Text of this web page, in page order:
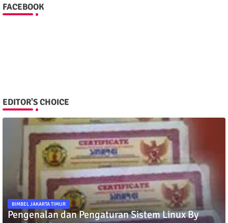
FACEBOOK
EDITOR'S CHOICE
BIMBEL JAKARTA TIMUR
Pengenalan dan Pengaturan Sistem Linux By